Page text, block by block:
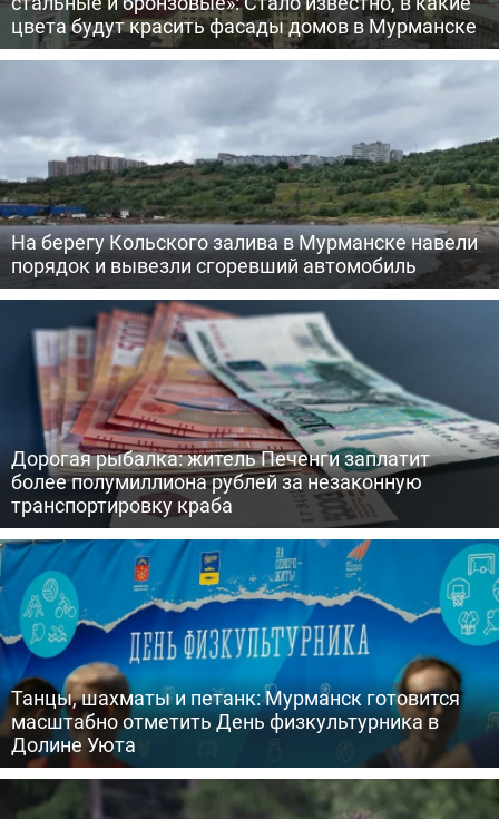
цвета будут красить фасады домов в Мурманске
На берегу Кольского залива в Мурманске навели
порядок и вывезли сгоревший автомобиль
Дорогая рыбалка: житель Печенги заплатит
более полумиллиона рублей за незаконную
транспортировку краба
Танцы, шахматы и петанк: Мурманск готовится
масштабно отметить День физкультурника в
Долине Уюта